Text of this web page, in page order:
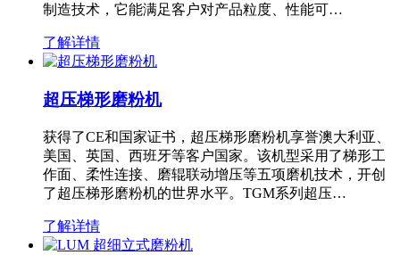
制造技术，它能满足客户对产品粒度、性能可…
了解详情
超压梯形磨粉机
获得了CE和国家证书，超压梯形磨粉机享誉澳大利亚、
美国、英国、西班牙等客户国家。该机型采用了梯形工
作面、柔性连接、磨辊联动增压等五项磨机技术，开创
了超压梯形磨粉机的世界水平。TGM系列超压…
了解详情